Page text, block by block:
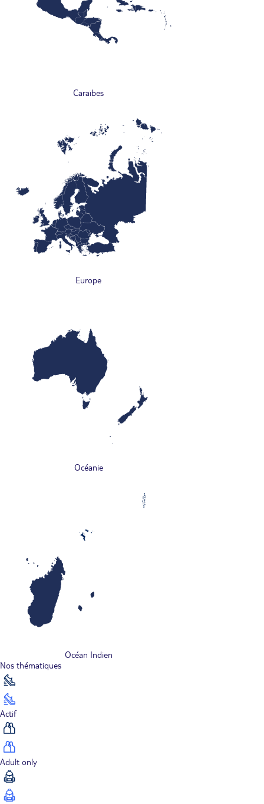
Caraïbes
Europe
Océanie
Océan Indien
Nos thématiques
Actif
Adult only